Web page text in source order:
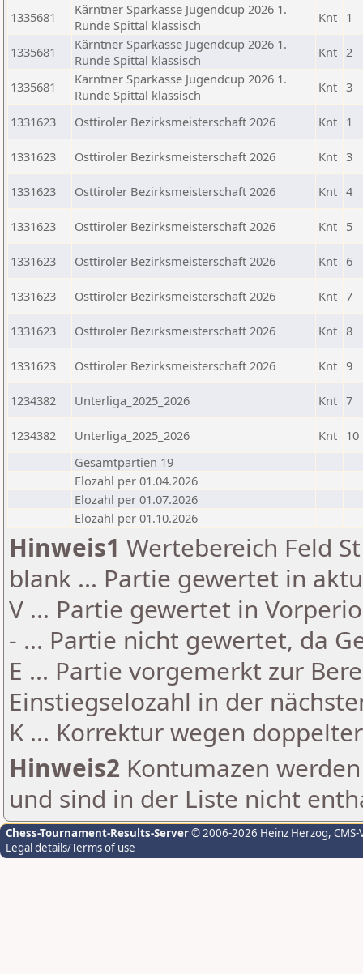
1335681
Kärntner Sparkasse Jugendcup 2026 1.
Runde Spittal klassisch
Knt 1
1335681
Kärntner Sparkasse Jugendcup 2026 1.
Runde Spittal klassisch
Knt 2
1335681
Kärntner Sparkasse Jugendcup 2026 1.
Runde Spittal klassisch
Knt 3
1331623 Osttiroler Bezirksmeisterschaft 2026 Knt 1
1331623 Osttiroler Bezirksmeisterschaft 2026 Knt 3
1331623 Osttiroler Bezirksmeisterschaft 2026 Knt 4
1331623 Osttiroler Bezirksmeisterschaft 2026 Knt 5
1331623 Osttiroler Bezirksmeisterschaft 2026 Knt 6
1331623 Osttiroler Bezirksmeisterschaft 2026 Knt 7
1331623 Osttiroler Bezirksmeisterschaft 2026 Knt 8
1331623 Osttiroler Bezirksmeisterschaft 2026 Knt 9
1234382 Unterliga_2025_2026 Knt 7
1234382 Unterliga_2025_2026 Knt 10
Gesamtpartien 19
Elozahl per 01.04.2026
Elozahl per 01.07.2026
Elozahl per 01.10.2026
Hinweis1 Wertebereich Feld
blank ... Partie gewertet in
V ... Partie gewertet in
- ... Partie nicht gewertet, da
E ... Partie vorgemerkt zur
Einstiegselozahl in der
K ... Korrektur wegen
Hinweis2 Kontumazen
und sind in der Liste nicht
Chess-Tournament-Results-Server© 2006-2026 Heinz Herzog,
Legal details/Terms of use